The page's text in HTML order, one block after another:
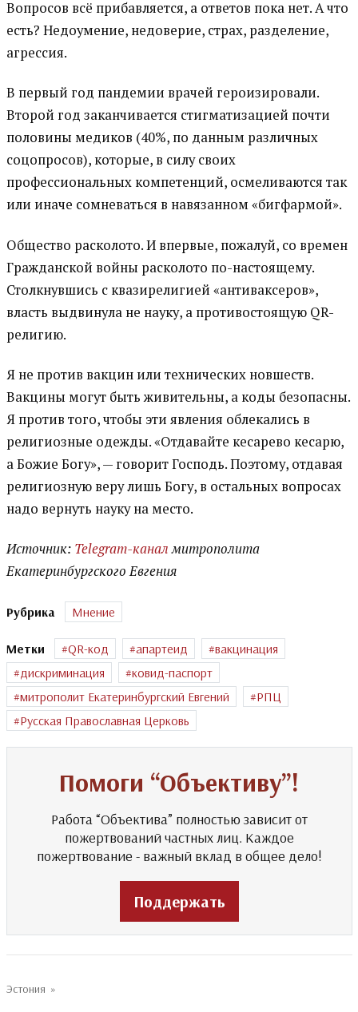
Вопросов всё прибавляется, а ответов пока нет. А что
есть? Недоумение, недоверие, страх, разделение,
агрессия.
В первый год пандемии врачей героизировали.
Второй год заканчивается стигматизацией почти
половины медиков (40%, по данным различных
соцопросов), которые, в силу своих
профессиональных компетенций, осмеливаются так
или иначе сомневаться в навязанном «бигфармой».
Общество расколото. И впервые, пожалуй, со времен
Гражданской войны расколото по-настоящему.
Столкнувшись с квазирелигией «антиваксеров»,
власть выдвинула не науку, а противостоящую QR-
религию.
Я не против вакцин или технических новшеств.
Вакцины могут быть живительны, а коды безопасны.
Я против того, чтобы эти явления облекались в
религиозные одежды. «Отдавайте кесарево кесарю,
а Божие Богу», — говорит Господь. Поэтому, отдавая
религиозную веру лишь Богу, в остальных вопросах
надо вернуть науку на место.
Источник: Telegram-каналмитрополита
Екатеринбургского Евгения
Рубрика Мнение
Метки QR-код апартеид
вакцинация
дискриминация
ковид-паспорт
митрополит Екатеринбургский Евгений
РПЦ
Русская Православная Церковь
Помоги “Объективу”!
Работа “Объектива” полностью зависит от
пожертвований частных лиц. Каждое
пожертвование - важный вклад в общее дело!
Поддержать
Эстония »